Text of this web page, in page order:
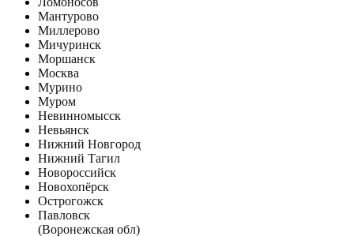
Мантурово
Миллерово
Мичуринск
Моршанск
Москва
Мурино
Муром
Невинномысск
Невьянск
Нижний Новгород
Нижний Тагил
Новороссийск
Новохопёрск
Острогожск
Павловск
(Воронежская обл)